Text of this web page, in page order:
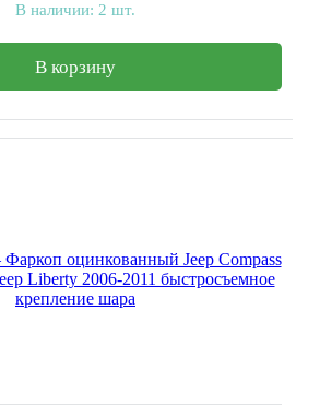
В наличии: 2 шт.
В корзину